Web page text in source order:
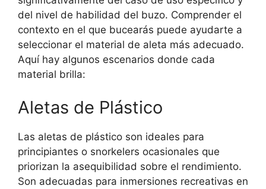
del nivel de habilidad del buzo. Comprender el
contexto en el que bucearás puede ayudarte a
seleccionar el material de aleta más adecuado.
Aquí hay algunos escenarios donde cada
material brilla:
Aletas de Plástico
Las aletas de plástico son ideales para
principiantes o snorkelers ocasionales que
priorizan la asequibilidad sobre el rendimiento.
Son adecuadas para inmersiones recreativas en